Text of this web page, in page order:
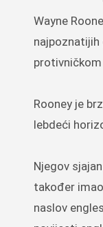
Wayne
najpoznatijih
Rooney je
lebdeći
Njegov
također
naslov